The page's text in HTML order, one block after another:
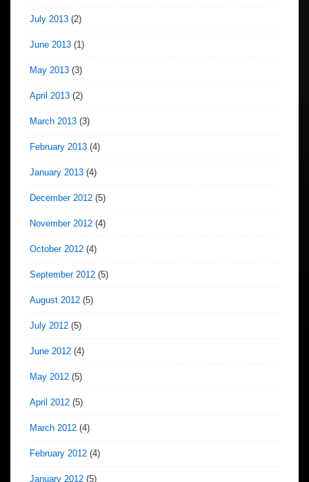
July 2013 (2)
June 2013 (1)
May 2013 (3)
April 2013 (2)
March 2013 (3)
February 2013 (4)
January 2013 (4)
December 2012 (5)
November 2012 (4)
October 2012 (4)
September 2012 (5)
August 2012 (5)
July 2012 (5)
June 2012 (4)
May 2012 (5)
April 2012 (5)
March 2012 (4)
February 2012 (4)
January 2012 (5)